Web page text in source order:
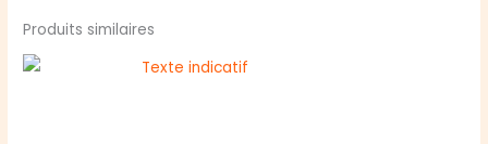
Produits similaires